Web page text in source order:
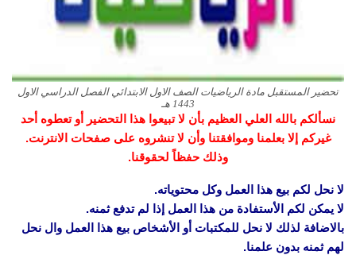
تحضير المستقبل مادة الرياضيات الصف الاول الابتدائي الفصل الدراسي الاول
1443 هـ
نسألكم بالله العلي العظيم بأن لا تبيعوا هذا التحضير أو تعطوه أحد
غيركم إلا بعلمنا وموافقتنا وأن لا تنشروه على صفحات الانترنت.
وذلك حفظاً لحقوقنا.
لا نحل لكم بيع هذا العمل وكل محتوياته.
لا يمكن لكم الأستفادة من هذا العمل إذا لم تدفع ثمنه.
بالاضافة لذلك لا نحل للمكتبات أو الأشخاص بيع هذا العمل وال نحل
لهم ثمنه بدون علمنا.